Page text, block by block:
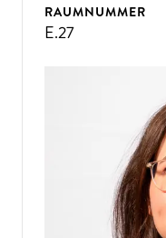
RAUMNUMMER
E.27